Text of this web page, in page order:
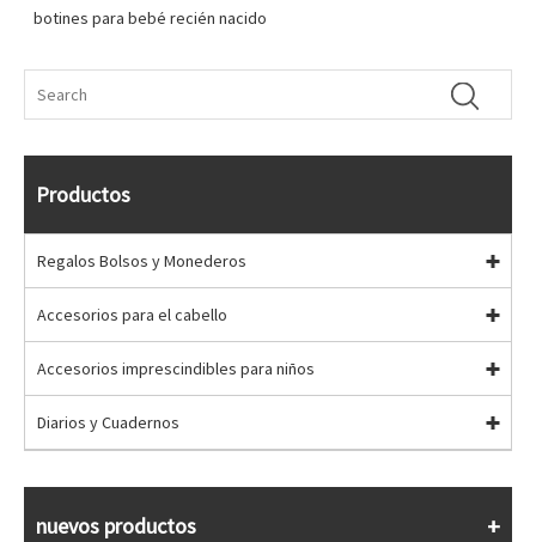
botines para bebé recién nacido
Productos
Regalos Bolsos y Monederos
Accesorios para el cabello
Accesorios imprescindibles para niños
Diarios y Cuadernos
nuevos productos